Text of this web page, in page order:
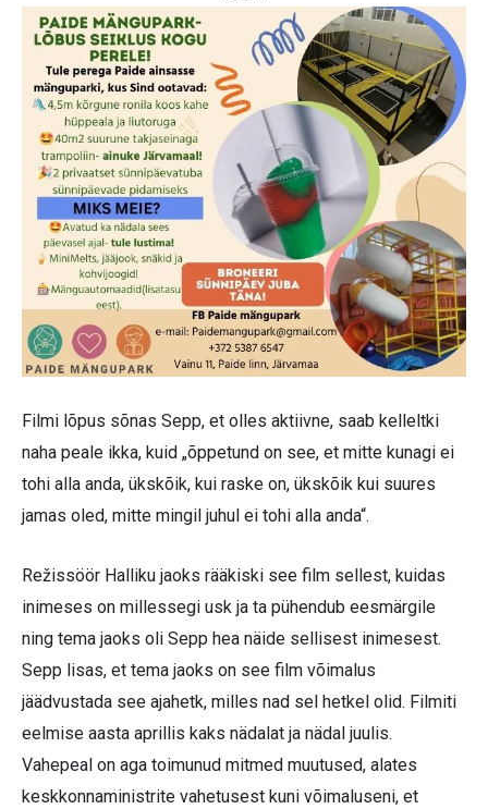
Filmi lõpus sõnas Sepp, et olles aktiivne, saab kelleltki
naha peale ikka, kuid „õppetund on see, et mitte kunagi ei
tohi alla anda, ükskõik, kui raske on, ükskõik kui suures
jamas oled, mitte mingil juhul ei tohi alla anda“.
Režissöör Halliku jaoks rääkiski see film sellest, kuidas
inimeses on millessegi usk ja ta pühendub eesmärgile
ning tema jaoks oli Sepp hea näide sellisest inimesest.
Sepp lisas, et tema jaoks on see film võimalus
jäädvustada see ajahetk, milles nad sel hetkel olid. Filmiti
eelmise aasta aprillis kaks nädalat ja nädal juulis.
Vahepeal on aga toimunud mitmed muutused, alates
keskkonnaministrite vahetusest kuni võimaluseni, et